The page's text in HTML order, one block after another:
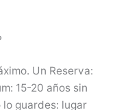
Un Reserva:
15-20 años sin
guardes: lugar